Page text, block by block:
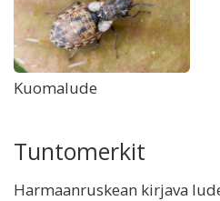
Kuomalude
Tuntomerkit
Harmaanruskean kirjava